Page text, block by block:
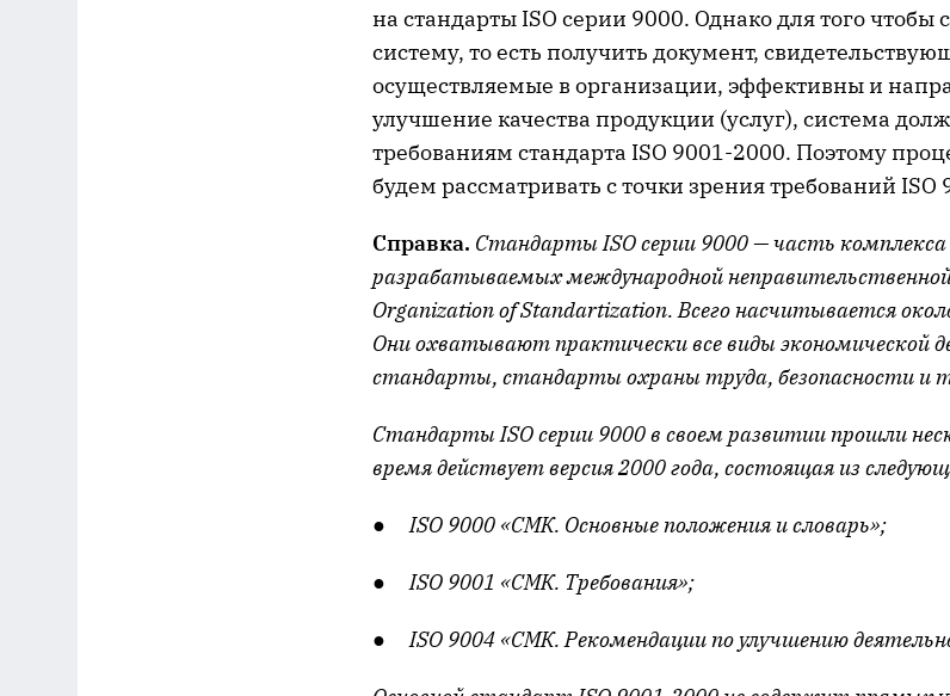
на стандарты ISO серии 9000. Однако для того чтобы
систему, то есть получить документ,
осуществляемые в организации, эффективны и
улучшение качества продукции (услуг), система
требованиям стандарта ISO 9001-2000. Поэтому
будем рассматривать с точки зрения требований ISO
Справка. Стандарты ISO серии 9000 — часть
разрабатываемых международной
Organization of Standartization. Всего насчитывается
Они охватывают практически все виды экономической
стандарты, стандарты охраны труда, безопасности и
Стандарты ISO серии 9000 в своем развитии прошли
время действует версия 2000 года, состоящая из
●ISO 9000 «СМК. Основные положения и словарь»;
●ISO 9001 «СМК. Требования»;
●ISO 9004 «СМК. Рекомендации по улучшению